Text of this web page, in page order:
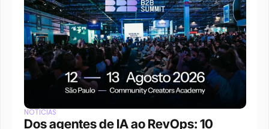
NOTÍCIAS
Dos agentes de IA ao RevOps: 10